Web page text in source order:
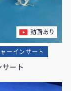
動画あり
ーインサート
ート